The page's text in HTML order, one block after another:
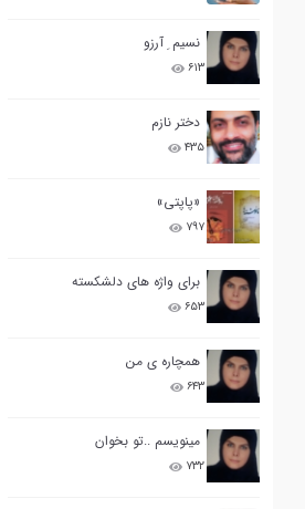
نسیم ِ آرزو
۶۱۳
دختر نازم
۴۳۵
«پاپتی»
۷۹۷
برای واژه های دلشکسته
۶۵۳
همچاره ی من
۶۴۳
مینویسم ..تو بخوان
۷۳۲